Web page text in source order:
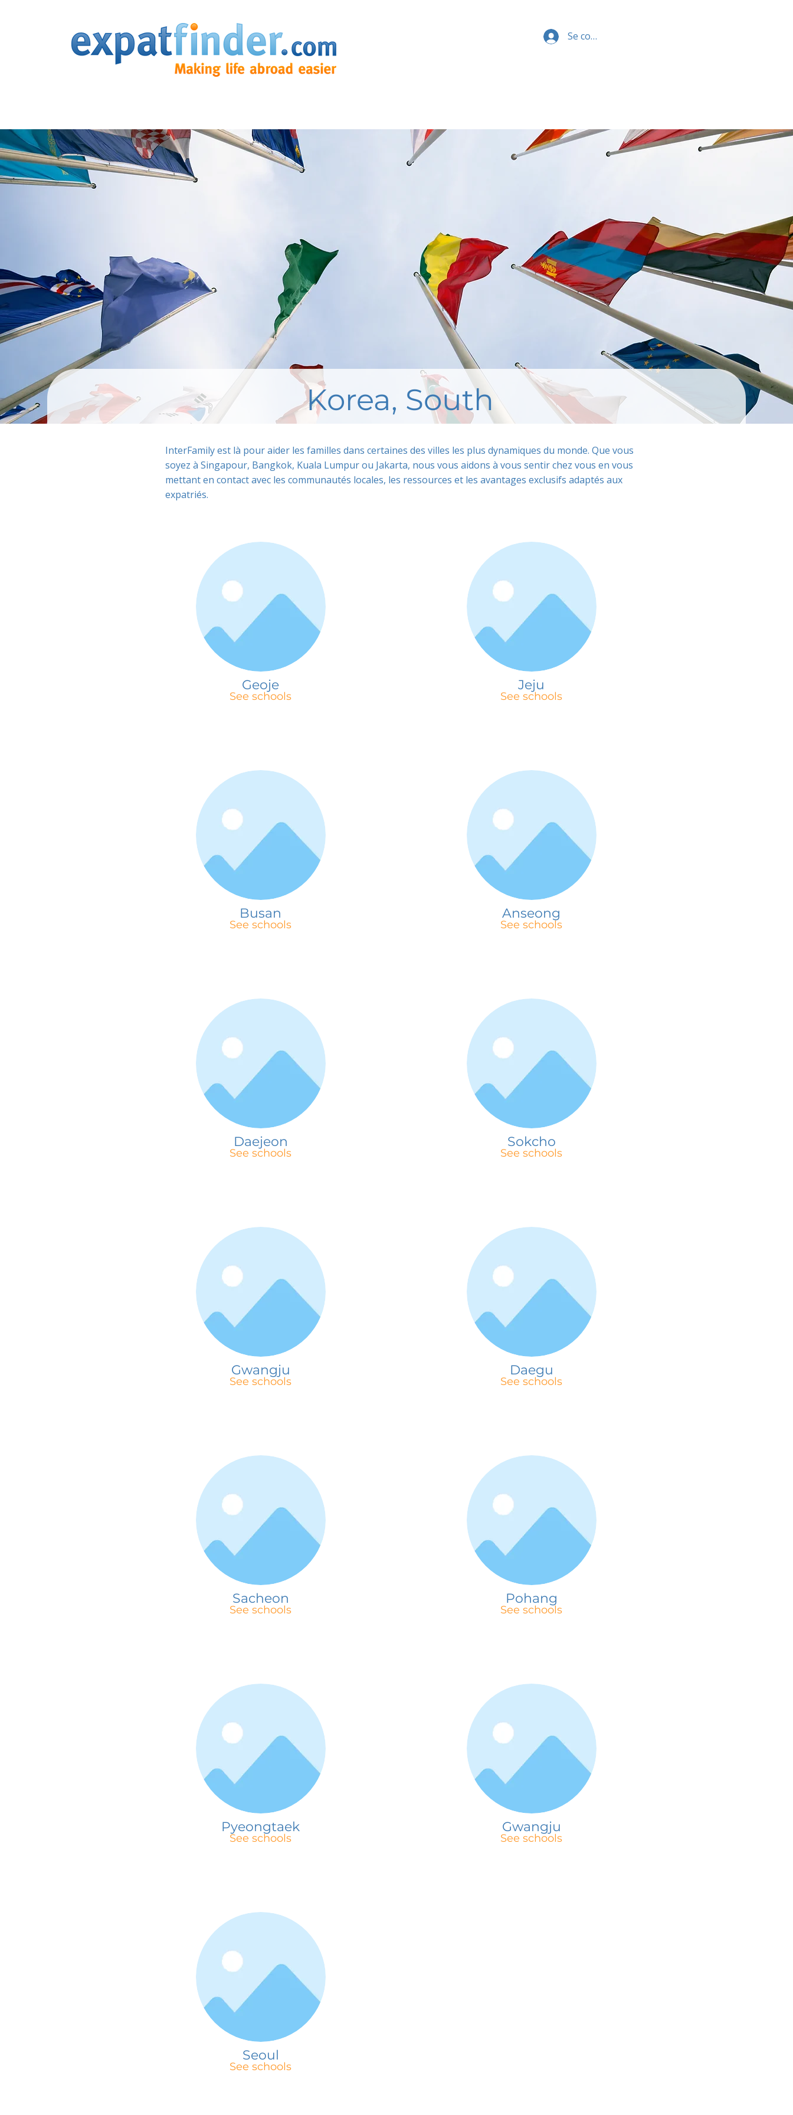
Se connecter
Korea, South
InterFamily est là pour aider les familles dans certaines des villes les plus dynamiques du monde. Que vous
soyez à Singapour, Bangkok, Kuala Lumpur ou Jakarta, nous vous aidons à vous sentir chez vous en vous
mettant en contact avec les communautés locales, les ressources et les avantages exclusifs adaptés aux
expatriés.
Geoje
See schools
Busan
See schools
Daejeon
See schools
Gwangju
See schools
Sacheon
See schools
Pyeongtaek
See schools
Seoul
See schools
Jeju
See schools
Anseong
See schools
Sokcho
See schools
Daegu
See schools
Pohang
See schools
Gwangju
See schools